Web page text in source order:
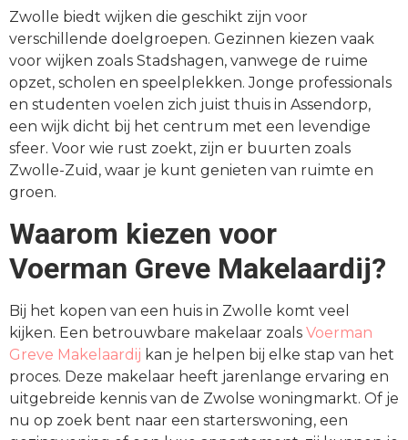
Zwolle biedt wijken die geschikt zijn voor
verschillende doelgroepen. Gezinnen kiezen vaak
voor wijken zoals Stadshagen, vanwege de ruime
opzet, scholen en speelplekken. Jonge professionals
en studenten voelen zich juist thuis in Assendorp,
een wijk dicht bij het centrum met een levendige
sfeer. Voor wie rust zoekt, zijn er buurten zoals
Zwolle-Zuid, waar je kunt genieten van ruimte en
groen.
Waarom kiezen voor
Voerman Greve Makelaardij?
Bij het kopen van een huis in Zwolle komt veel
kijken. Een betrouwbare makelaar zoals Voerman
Greve Makelaardij kan je helpen bij elke stap van het
proces. Deze makelaar heeft jarenlange ervaring en
uitgebreide kennis van de Zwolse woningmarkt. Of je
nu op zoek bent naar een starterswoning, een